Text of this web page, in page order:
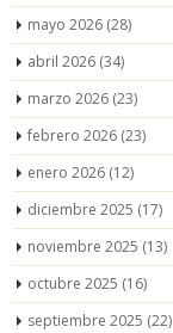
mayo 2026 (28)
abril 2026 (34)
marzo 2026 (23)
febrero 2026 (23)
enero 2026 (12)
diciembre 2025 (17)
noviembre 2025 (13)
octubre 2025 (16)
septiembre 2025 (22)